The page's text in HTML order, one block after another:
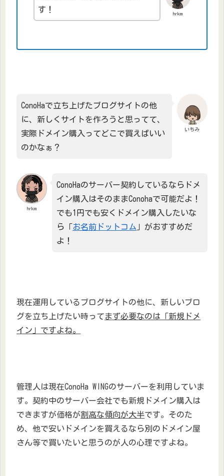
hrkm
す！
いちみ
ConoHaで立ち上げたブログサイトの他
に、新しくサイトを作ろうと思ってて、
実際ドメイン購入ってどこで買えばいい
のかなぁ？
hrkm
ConoHaのサーバー契約しているならドメ
イン購入はそのままConohaで可能だよ！
でも1円でも安くドメイン購入したいな
ら「お名前ドットコム 」がおすすめだ
よ！
現在運用しているブログサイトの他に、新しいブロ
グを立ち上げたい時ってまず必要なのは「新規ドメ
イン」ですよね。
管理人は現在ConoHa WINGのサーバーを利用していま
す。契約中のサーバー会社でも新規ドメイン購入は
できますが価格が割高な傾向が大半です。そのた
め、他で安いドメインを買えるなら別のドメイン屋
さん等で買いたいと思うのが人の心理ですよね。